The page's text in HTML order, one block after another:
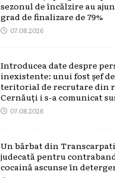
sezonul de încălzire au
grad de finalizare de 79%
07.08.2026
Introducea date despre
inexistente: unui fost șef
teritorial de recrutare din
Cernăuți i s-a comunicat
07.08.2026
Un bărbat din
judecată pentru
cocaină ascunse în